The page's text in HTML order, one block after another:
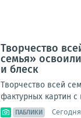
Творчество
семья»
и блеск
Творчество всей
фактурных картин
ПАБЛИКИ